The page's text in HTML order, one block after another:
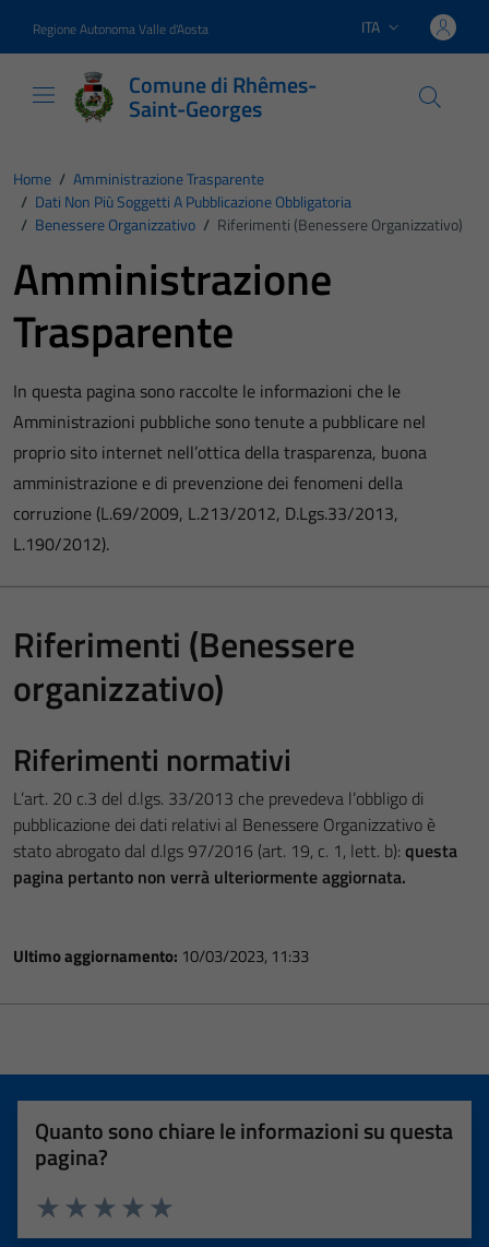
Regione Autonoma Valle d'Aosta Lingua attiva:
ITA
Comune di Rhêmes-
Saint-Georges
Home / Amministrazione Trasparente
/ Dati Non Più Soggetti A Pubblicazione Obbligatoria
/ Benessere Organizzativo / Riferimenti (Benessere Organizzativo)
Amministrazione
Trasparente
In questa pagina sono raccolte le informazioni che le
Amministrazioni pubbliche sono tenute a pubblicare nel
proprio sito internet nell’ottica della trasparenza, buona
amministrazione e di prevenzione dei fenomeni della
corruzione (L.69/2009, L.213/2012, D.Lgs.33/2013,
L.190/2012).
Riferimenti (Benessere
organizzativo)
Riferimenti normativi
L’art. 20 c.3 del d.lgs. 33/2013 che prevedeva l’obbligo di
pubblicazione dei dati relativi al Benessere Organizzativo è
stato abrogato dal d.lgs 97/2016 (art. 19, c. 1, lett. b): questa
pagina pertanto non verrà ulteriormente aggiornata.
Ultimo aggiornamento: 10/03/2023, 11:33
Quanto sono chiare le informazioni su questa
pagina?
Valuta 5 stelle su 5
Valuta 4 stelle su 5
Valuta 3 stelle su 5
Valuta 2 stelle su 5
Valuta 1 stelle su 5